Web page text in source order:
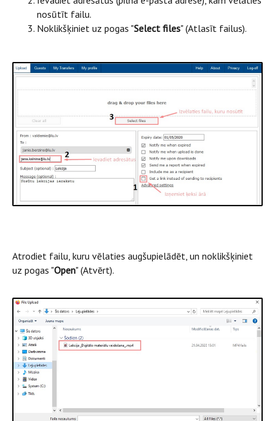
nosūtīt failu.
Noklikšķiniet uz pogas "Select files" (Atlasīt failus).
Atrodiet failu, kuru vēlaties augšupielādēt, un noklikšķiniet
uz pogas "Open" (Atvērt).